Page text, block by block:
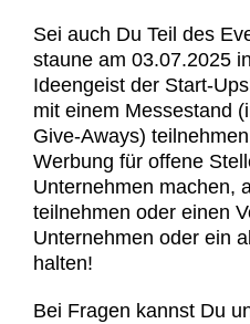
Sei auch Du Teil des
staune am 03.07.2025
Ideengeist der Start-
mit einem Messestand
Give-Aways)
Werbung für offene
Unternehmen machen,
teilnehmen oder einen
Unternehmen oder ein
halten!
Bei Fragen kannst Du